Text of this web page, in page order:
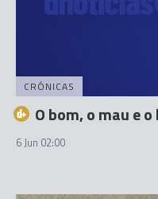
CRÓNICAS
O bom, o mau e
6 Jun 02:00